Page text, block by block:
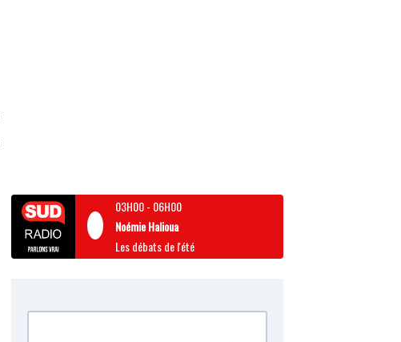
03H00- 06H00
Noémie Halioua
Les débats de l'été